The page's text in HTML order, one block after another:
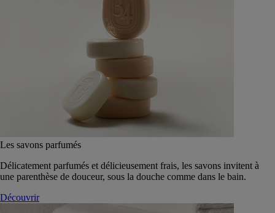
Les savons parfumés
Délicatement parfumés et délicieusement frais, les savons invitent à
une parenthèse de douceur, sous la douche comme dans le bain.
Découvrir